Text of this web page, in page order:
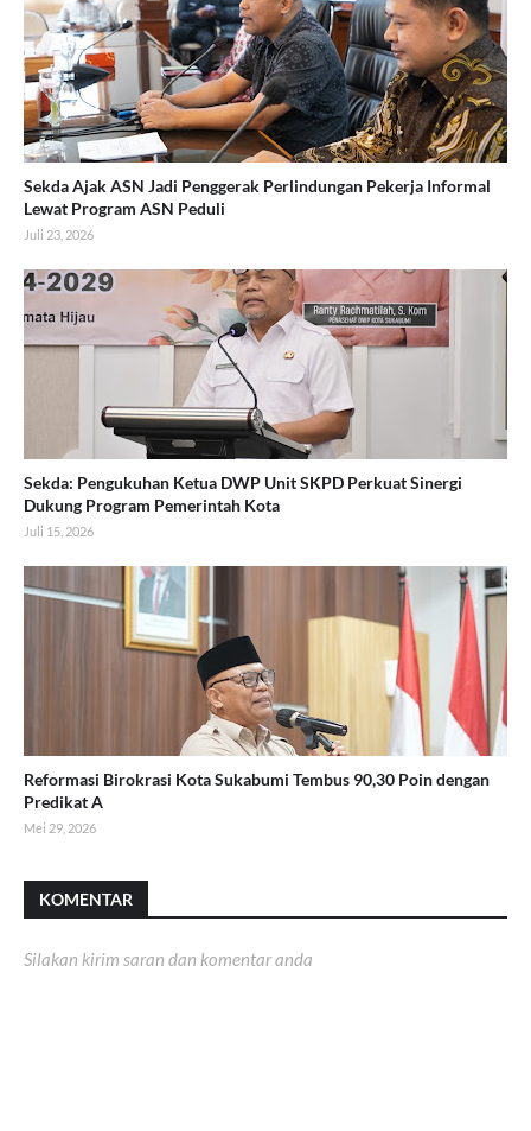
Sekda Ajak ASN Jadi Penggerak Perlindungan Pekerja Informal
Lewat Program ASN Peduli
Juli 23, 2026
Sekda: Pengukuhan Ketua DWP Unit SKPD Perkuat Sinergi
Dukung Program Pemerintah Kota
Juli 15, 2026
Reformasi Birokrasi Kota Sukabumi Tembus 90,30 Poin dengan
Predikat A
Mei 29, 2026
KOMENTAR
Silakan kirim saran dan komentar anda